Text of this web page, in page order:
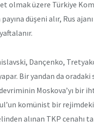
olmak üzere Türkiye
düşeni alır, Rus
Dançenko,
Bir yandan da
Moskova’yı bir
komünist bir
alınan TKP cenahı